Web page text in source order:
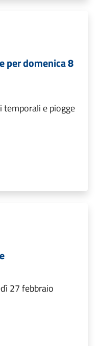
per domenica 8
e piogge
27 febbraio